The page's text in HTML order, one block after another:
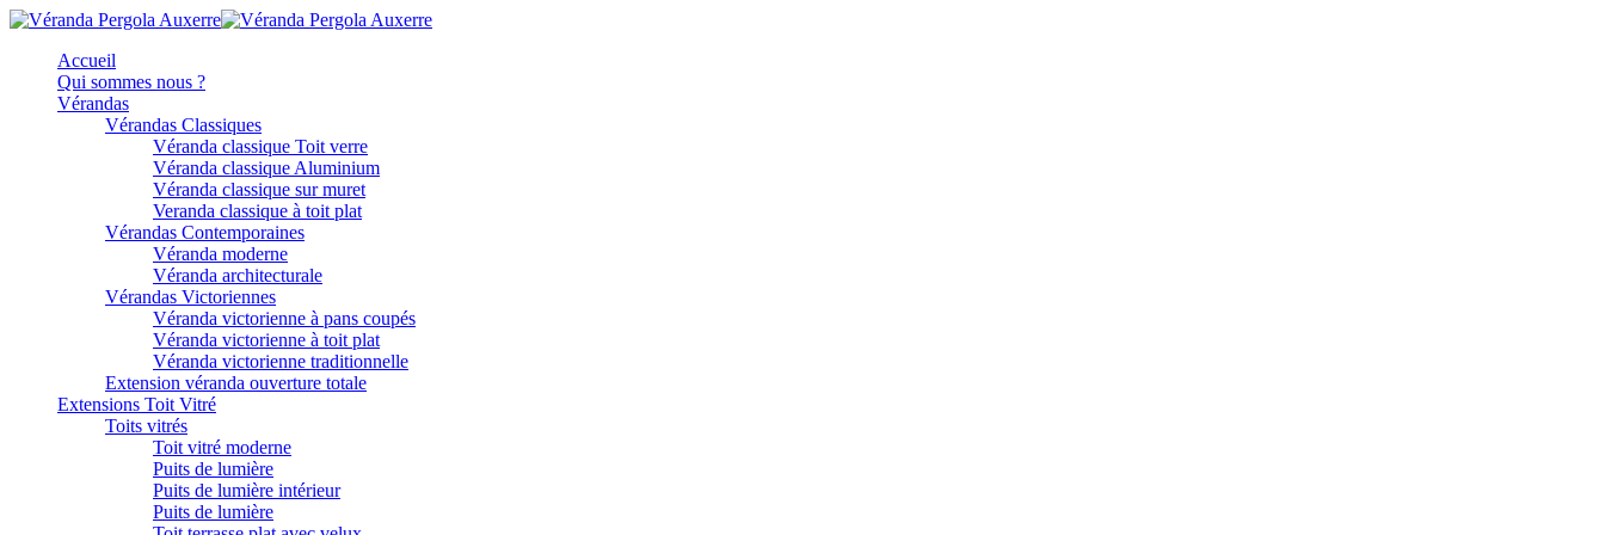
Accueil
Qui sommes nous ?
Vérandas
Vérandas Classiques
Véranda classique Toit verre
Véranda classique Aluminium
Véranda classique sur muret
Veranda classique à toit plat
Vérandas Contemporaines
Véranda moderne
Véranda architecturale
Vérandas Victoriennes
Véranda victorienne à pans coupés
Véranda victorienne à toit plat
Véranda victorienne traditionnelle
Extension véranda ouverture totale
Extensions Toit Vitré
Toits vitrés
Toit vitré moderne
Puits de lumière
Puits de lumière intérieur
Puits de lumière